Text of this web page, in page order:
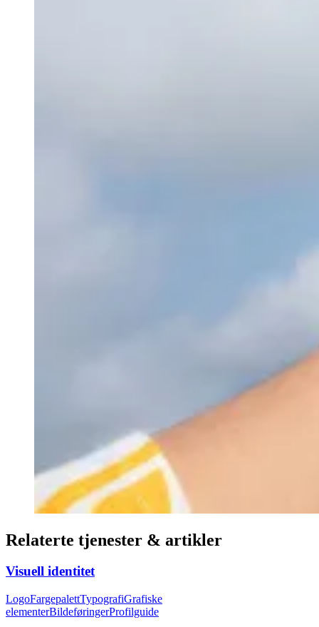
Relaterte tjenester & artikler
Visuell identitet
LogoFargepalettTypografiGrafiske
elementerBildeføringerProfilguide